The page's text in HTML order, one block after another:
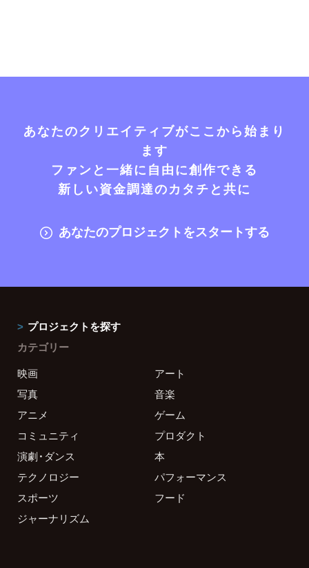
あなたのクリエイティブがここから始まり
ます
ファンと一緒に自由に創作できる
新しい資金調達のカタチと共に
あなたのプロジェクトをスタートする
プロジェクトを探す
カテゴリー
映画
アート
写真
音楽
アニメ
ゲーム
コミュニティ
プロダクト
演劇・ダンス
本
テクノロジー
パフォーマンス
スポーツ
フード
ジャーナリズム